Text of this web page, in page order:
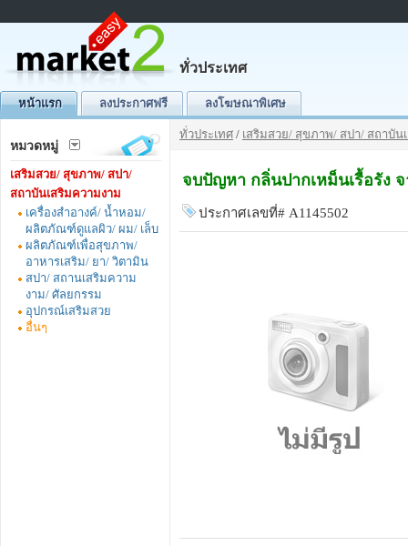
ทั่วประเทศ
หน้าแรก ลงประกาศฟรี ลงโฆษณาพิเศษ
หมวดหมู่
เสริมสวย/ สุขภาพ/ สปา/
สถาบันเสริมความงาม
เครื่องสำอางค์/ น้ำหอม/
ผลิตภัณฑ์ดูแลผิว/ ผม/ เล็บ
ผลิตภัณฑ์เพื่อสุขภาพ/
อาหารเสริม/ ยา/ วิตามิน
สปา/ สถานเสริมความ
งาม/ ศัลยกรรม
อุปกรณ์เสริมสวย
อื่นๆ
ทั่วประเทศ / เสริมสวย/ สุขภาพ/ สปา/ สถาบัน
จบปัญหา กลิ่นปากเหม็นเรื้อรัง
ประกาศเลขที่# A1145502